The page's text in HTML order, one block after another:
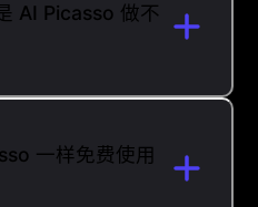
AI Picasso 做不
一样免费使用